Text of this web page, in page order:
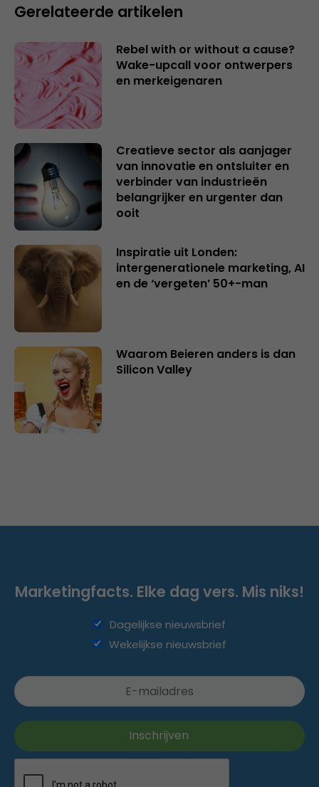
Gerelateerde artikelen
Rebel with or without a cause?
Wake-upcall voor ontwerpers
en merkeigenaren
Creatieve sector als aanjager
van innovatie en ontsluiter en
verbinder van industrieën
belangrijker en urgenter dan
ooit
Inspiratie uit Londen:
intergenerationele marketing, AI
en de ‘vergeten’ 50+-man
Waarom Beieren anders is dan
Silicon Valley
Marketingfacts. Elke dag vers. Mis niks!
Dagelijkse nieuwsbrief
Wekelijkse nieuwsbrief